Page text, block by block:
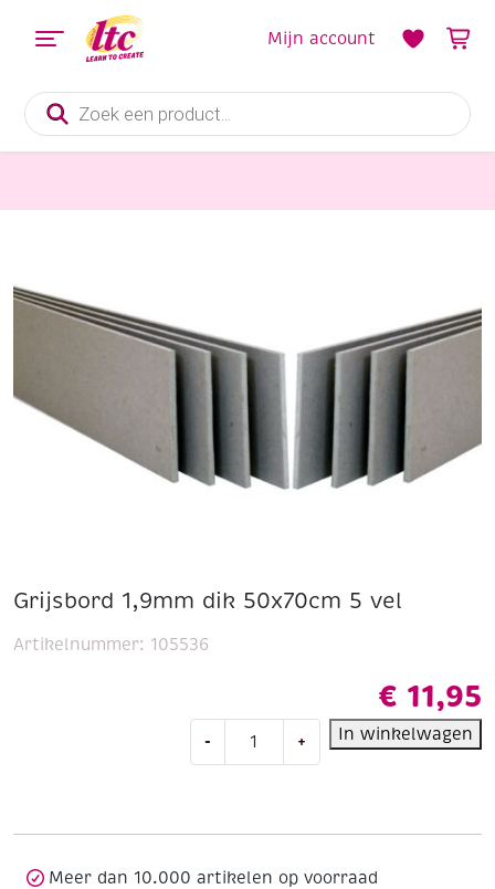
Producten
zoeken
Mijn account
Grijsbord 1,9mm dik 50x70cm 5 vel
€ 11,95
-
aantal
+ In winkelwagen
Artikelnummer: 105536
Meer dan 10.000 artikelen op voorraad